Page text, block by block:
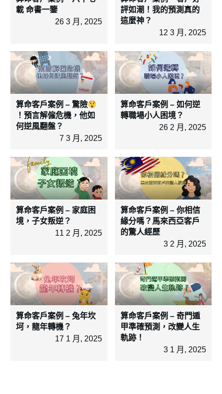
載 命書一鑒
26 3 月, 2025
評如潮！我的預測真的
這麼神？
12 3 月, 2025
算命客戶案例 – 驚險
！預言解僱危機，他如
何逆風翻盤？
7 3 月, 2025
算命客戶案例 – 如何逆
轉職場小人困境？
26 2 月, 2025
算命客戶案例 – 家庭困
境，子女叛逆？
11 2 月, 2025
算命客戶案例 – 你相信
緣分嗎？馬來西亞客戶
的驚人經歷
3 2 月, 2025
算命客戶案例 – 兔年坎
坷，龍年轉機？
17 1 月, 2025
算命客戶案例 – 奇門遁
甲準確預測，改變人生
軌跡！
3 1 月, 2025